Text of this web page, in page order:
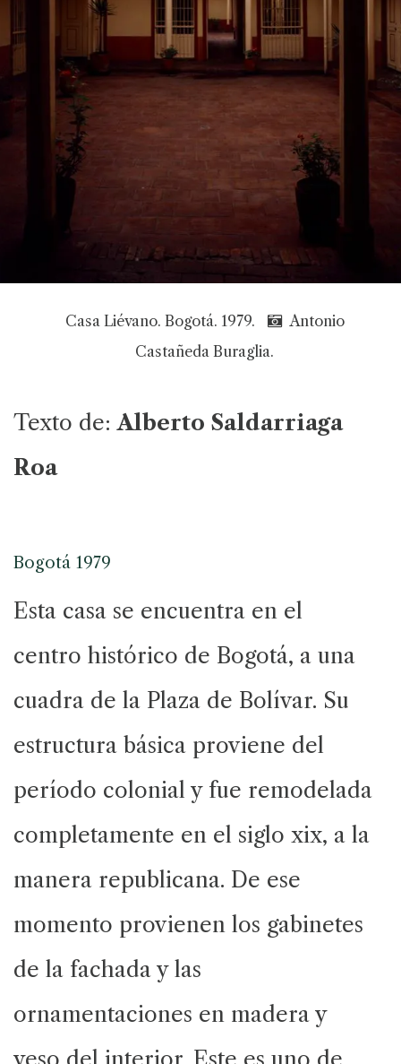
Casa Liévano. Bogotá. 1979.
Antonio
Castañeda Buraglia.
Texto de:Alberto Saldarriaga
Roa
Bogotá 1979
Esta casa se encuentra en el
centro histórico de Bogotá, a una
cuadra de la Plaza de Bolívar. Su
estructura básica proviene del
período colonial y fue remodelada
completamente en el siglo xix, a la
manera republicana. De ese
momento provienen los gabinetes
de la fachada y las
ornamentaciones en madera y